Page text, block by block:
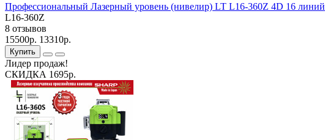
Профессиональный Лазерный уровень (нивелир) LT L16-360Z 4D 16 линий
L16-360Z
8 отзывов
15500р. 13310р.
Купить
Лидер продаж!
СКИДКА 1695р.